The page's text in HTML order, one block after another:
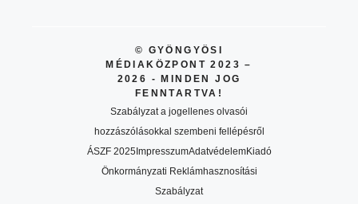
© GYÖNGYÖSI
MÉDIAKÖZPONT 2023 –
2026 - MINDEN JOG
FENNTARTVA!
Szabályzat a jogellenes olvasói
hozzászólásokkal szembeni fellépésről
ÁSZF 2025ImpresszumAdatvédelemKiadó
Önkormányzati Reklámhasznosítási
Szabályzat